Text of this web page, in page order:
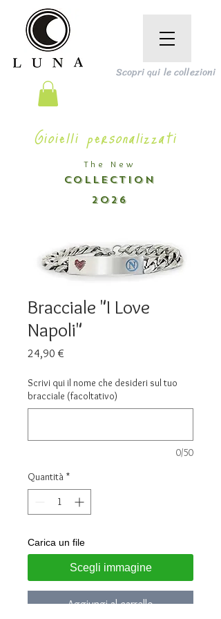
The New
COLLECTION
2026
Scopri qui le collezioni
Gioielli personalizzati
Bracciale "I Love
Napoli"
24,90 €
Scrivi qui il nome che desideri sul tuo
bracciale (facoltativo)
0/50
Quantità *
Carica un file
Scegli immagine
Aggiungi al carrello